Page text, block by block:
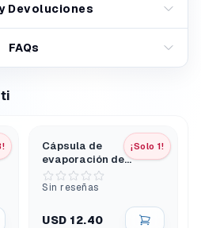
Devoluciones
FAQs
¡Solo 1!
Cápsula de
evaporación de
porcelana, forma
redonda, 120 ml
Sin reseñas
USD 12.40